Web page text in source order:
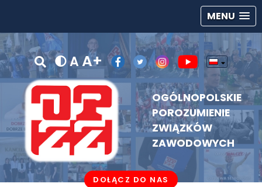
MENU
A A+
OGÓLNOPOLSKIE
POROZUMIENIE
ZWIĄZKÓW
ZAWODOWYCH
DOŁĄCZ DO NAS